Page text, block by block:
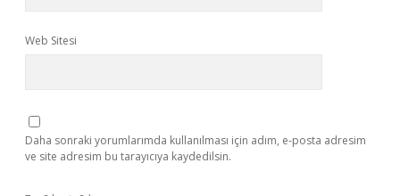
Web Sitesi
Daha sonraki yorumlarımda kullanılması için adım, e-posta adresim
ve site adresim bu tarayıcıya kaydedilsin.